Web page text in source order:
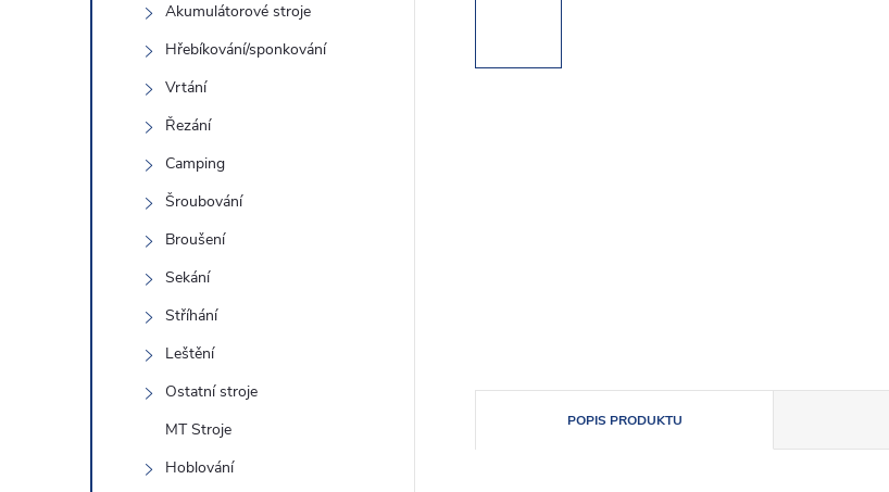
Akumulátorové stroje
Hřebíkování/sponkování
Vrtání
Řezání
Camping
Šroubování
Broušení
Sekání
Stříhání
Leštění
Ostatní stroje
MT Stroje
Hoblování
POPIS PRODUKTU